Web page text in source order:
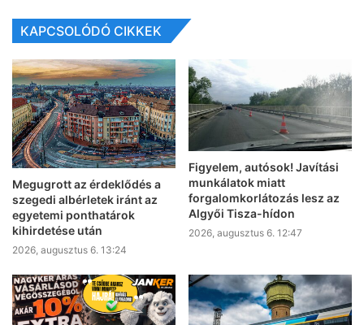
KAPCSOLÓDÓ CIKKEK
Megugrott az érdeklődés a
szegedi albérletek iránt az
egyetemi ponthatárok
kihirdetése után
2026, augusztus 6. 13:24
Figyelem, autósok! Javítási
munkálatok miatt
forgalomkorlátozás lesz az
Algyői Tisza-hídon
2026, augusztus 6. 12:47